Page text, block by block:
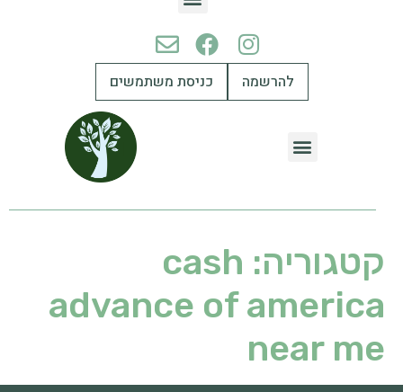
להרשמה כניסת משתמשים
קטגוריה: cash
advance of america
near me